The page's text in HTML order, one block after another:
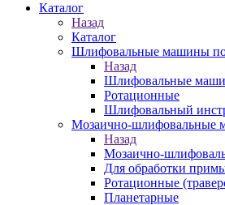
Каталог
Назад
Каталог
Шлифовальные машины по
Назад
Шлифовальные
Ротационные
Шлифовальный
Мозаично-шлифовальные
Назад
Мозаично-
Для обработки
Ротационные
Планетарные